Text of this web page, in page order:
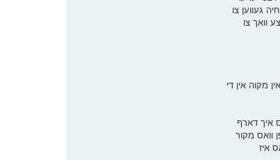
געווען צו
וואך צו
אין מקוה אין די
איך דארף
וואס מקור
איז